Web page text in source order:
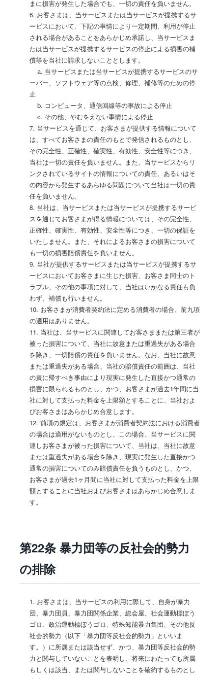
まに損害が発生した場合でも、一切の責任を負いません。
6. お客さまは、当サービスまたは当サービスが提携するサ
ービスにおいて、下記の事情により一定期間、利用が停止
される場合があることをあらかじめ承諾し、当サービスま
たは当サービスが提携するサービスの停止による損害の補
償等を当社に請求しないこととします。
a. 当サービスまたは当サービスが提携するサービスのサ
ーバー、ソフトウェア等の点検、修理、補修等のための停
止
b. コンピュータ、通信回線等の事故による停止
c. その他、やむをえない事情による停止
7. 当サービスを通じて、お客さまが提供する情報について
は、すべてお客さまの責任のもとで発信されるものとし、
その完全性、正確性、確実性、有効性、安全性等につき、
当社は一切の責任を負いません。また、当サービスからリ
ンクされているサイトの情報についての責任、あるいはそ
の内容から発生するあらゆる問題について当社は一切の責
任を負いません。
8. 当社は、当サービスまたは当サービスが提携するサービ
スを通じてお客さまが得る情報については、その完全性、
正確性、確実性、有効性、安全性等につき、一切の保証を
いたしません。また、それによるお客さまの損害について
も一切の損害賠償責任を負いません。
9. 当社が提供するサービスまたは当サービスが提携するサ
ービスにおいてお客さまに生じた損害、お客さま同士のト
ラブル、その他の事項に対して、当社はいかなる責任も負
わず、補償も行いません。
10. お客さまが消費者契約法に定める消費者の場合、前九項
の適用はありません。
11. 当社は、当サービスに関連してお客さままたは第三者が
被った損害について、当社に故意または重過失がある場合
を除き、一切賠償の責任を負いません。なお、当社に故意
または重過失がある場合、当社の賠償責任の範囲は、当社
の責に帰すべき事由により現実に発生した直接かつ通常の
損害に限られるものとし、かつ、お客さまが過去1年間に当
社に対して支払った料金を上限額とすることに、当社およ
びお客さまはあらかじめ合意します。
12. 前項の規定は、お客さまが消費者契約法における消費者
の場合は適用がないものとし、この場合、当サービスに関
連しお客さまが被った損害について、当社は、当社に故意
または重過失がある場合を除き、現実に発生した直接かつ
通常の損害についてのみ賠償責任を負うものとし、かつ、
お客さまが過去1ヶ月間に当社に対して支払った料金を上限
額とすることに当社およびお客さまはあらかじめ合意しま
す。
第22条 暴力団等の反社会的勢力
の排除
1. お客さまは、当サービスの利用に際して、自身が暴力
団、暴力団員、暴力団関係企業、総会屋、社会運動標ぼう
ゴロ、政治運動標ぼうゴロ、特殊知能暴力集団、その他反
社会的勢力（以下「暴力団等反社会的勢力」といいま
す。）に所属または該当せず、かつ、暴力団等反社会的勢
力と関与していないことを表明し、将来にわたっても所属
もしくは該当、または関与しないことを確約するものとし